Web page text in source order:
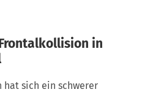
in
hat sich ein schwerer